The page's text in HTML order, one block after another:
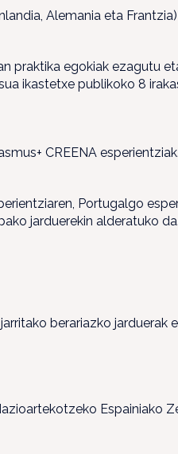
Alemania eta
praktika egokiak ezagutu
ikastetxe publikoko 8
CREENA
Portugalgo
jarduerekin alderatuko
berariazko